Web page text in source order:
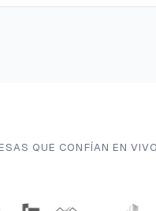
QUE CONFÍAN EN